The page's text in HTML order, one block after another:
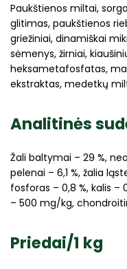
Paukštienos miltai,
glitimas, paukštienos
griežiniai, dinamiškai
sėmenys, žirniai,
heksametafosfatas,
ekstraktas, medetkų
Analitinės
Žali baltymai – 29 %,
pelenai – 6,1 %, žalia
fosforas – 0,8 %, kalis –
– 500 mg/kg,
Priedai/1 kg